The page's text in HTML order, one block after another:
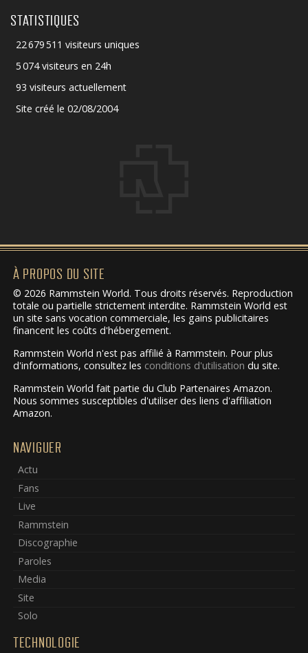
STATISTIQUES
22 679 511 visiteurs uniques
5 074 visiteurs en 24h
93 visiteurs actuellement
Site créé le 02/08/2004
À PROPOS DU SITE
© 2026 Rammstein World. Tous droits réservés. Reproduction
totale ou partielle strictement interdite. Rammstein World est
un site sans vocation commerciale, les gains publicitaires
financent les coûts d'hébergement.
Rammstein World n'est pas affilié à Rammstein. Pour plus
d'informations, consultez les conditions d'utilisation du site.
Rammstein World fait partie du Club Partenaires Amazon.
Nous sommes susceptibles d'utiliser des liens d'affiliation
Amazon.
NAVIGUER
Actu
Fans
Live
Rammstein
Discographie
Paroles
Media
Site
Solo
TECHNOLOGIE